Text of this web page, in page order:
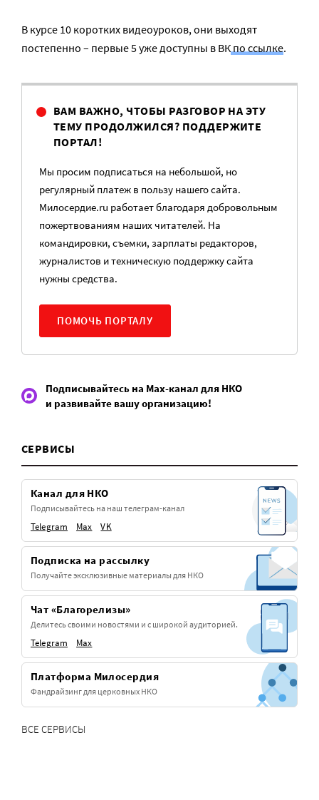
В курсе 10 коротких видеоуроков, они выходят
постепенно – первые 5 уже доступны в ВКпо ссылке.
ВАМ ВАЖНО, ЧТОБЫ РАЗГОВОР НА ЭТУ
ТЕМУ ПРОДОЛЖИЛСЯ? ПОДДЕРЖИТЕ
ПОРТАЛ!
Мы просим подписаться на небольшой, но
регулярный платеж в пользу нашего сайта.
Милосердие.ru работает благодаря добровольным
пожертвованиям наших читателей. На
командировки, съемки, зарплаты редакторов,
журналистов и техническую поддержку сайта
нужны средства.
ПОМОЧЬ ПОРТАЛУ
Подписывайтесь на Max-канал для НКО
и развивайте вашу организацию!
СЕРВИСЫ
Канал для НКО
Подписывайтесь на наш телеграм-канал
Telegram Max VK
Подписка на рассылку
Получайте эксклюзивные материалы для НКО
Чат «Благорелизы»
Делитесь своими новостями и с широкой аудиторией.
Telegram Max
Платформа Милосердия
Фандрайзинг для церковных НКО
ВСЕ СЕРВИСЫ